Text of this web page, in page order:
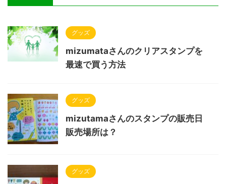
グッズ
mizumataさんのクリアスタンプを
最速で買う方法
グッズ
mizutamaさんのスタンプの販売日
販売場所は？
グッズ